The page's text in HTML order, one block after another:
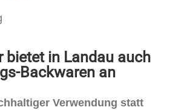
bietet in Landau auch
Backwaren an
Verwendung statt